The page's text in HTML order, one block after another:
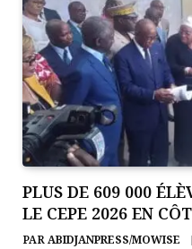
PLUS DE 609 000
LE CEPE 2026 EN
PARABIDJANPRESS/MOWISE